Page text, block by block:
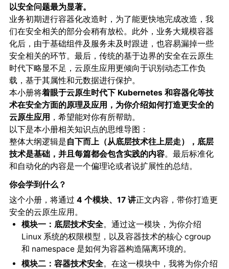
以安全问题最为显著。
业务初期进行容器化改造时，为了能更快地完成改造，我
们在安全相关的部分会稍有放松。此外，业务大规模容器
化后，由于基础组件及服务未及时跟进，也容易漏掉一些
安全相关的环节。最后，传统的基于边界的安全在云原生
时代下略显不足，云原生应用更倾向于识别动态工作负
载，基于其属性和元数据进行保护。
本小册将着眼于云原生时代下 Kubernetes 和容器化等技
术在安全方面的原理及应用，为你介绍如何打造更安全的
云原生应用 ，希望能对你有所帮助。
以下是本小册相关知识点的思维导图：
整体大纲逻辑是自下而上（从底层技术往上层走），底层
技术是基础，并且每篇都会包含实践的内容。最后标准化
和自动化的内容是一个偏理论或者说扩展性的总结。
你会学到什么？
这个小册，将通过 4 个模块、17 讲正文内容，带你打造更
安全的云原生应用。
模块一：底层技术安全。通过这一模块，为你介绍
Linux 系统的权限模型，以及容器技术的核心 cgroup
和 namespace 是如何为容器构造隔离环境的。
模块二：容器技术安全。在这一模块中，我将为你介绍